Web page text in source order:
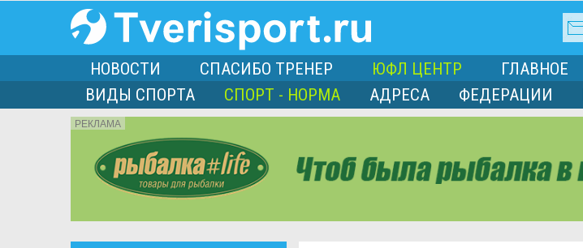
НОВОСТИ СПАСИБО ТРЕНЕР ЮФЛ ЦЕНТР ГЛАВНОЕ
ВИДЫ СПОРТА
СПОРТ - НОРМА АДРЕСА ФЕДЕРАЦИИ
РЕКЛАМА